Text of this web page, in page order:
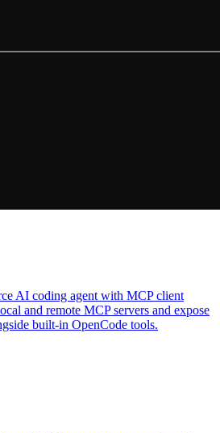
AI coding agent with MCP client
and remote MCP servers and expose
built-in OpenCode tools.